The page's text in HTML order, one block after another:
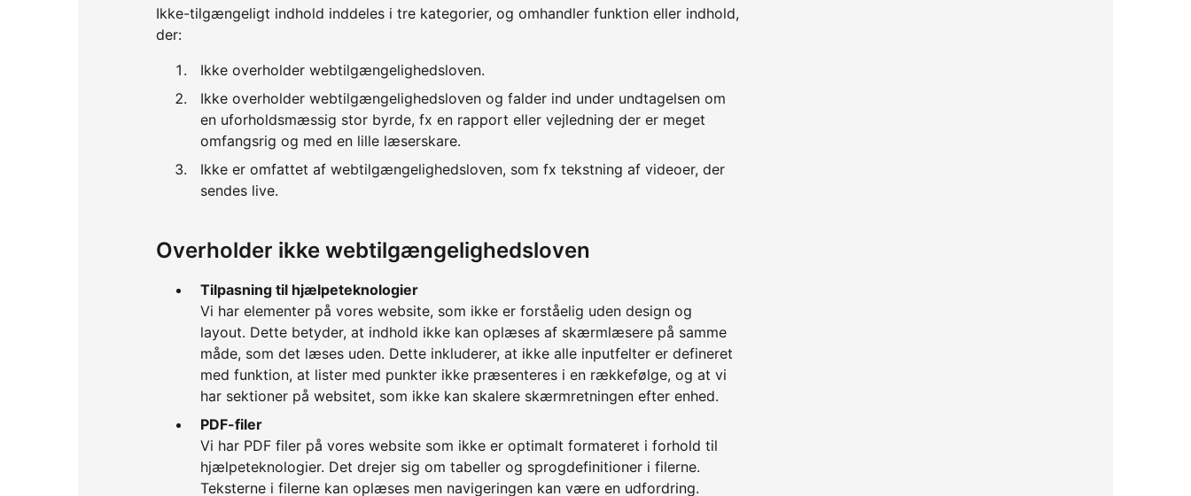
Ikke-tilgængeligt indhold inddeles i tre kategorier, og omhandler funktion eller indhold,
der:
Ikke overholder webtilgængelighedsloven.
Ikke overholder webtilgængelighedsloven og falder ind under undtagelsen om
en uforholdsmæssig stor byrde, fx en rapport eller vejledning der er meget
omfangsrig og med en lille læserskare.
Ikke er omfattet af webtilgængelighedsloven, som fx tekstning af videoer, der
sendes live.
Overholder ikke webtilgængelighedsloven
Tilpasning til hjælpeteknologier
Vi har elementer på vores website, som ikke er forståelig uden design og
layout. Dette betyder, at indhold ikke kan oplæses af skærmlæsere på samme
måde, som det læses uden. Dette inkluderer, at ikke alle inputfelter er defineret
med funktion, at lister med punkter ikke præsenteres i en rækkefølge, og at vi
har sektioner på websitet, som ikke kan skalere skærmretningen efter enhed.
PDF-filer
Vi har PDF filer på vores website som ikke er optimalt formateret i forhold til
hjælpeteknologier. Det drejer sig om tabeller og sprogdefinitioner i filerne.
Teksterne i filerne kan oplæses men navigeringen kan være en udfordring.